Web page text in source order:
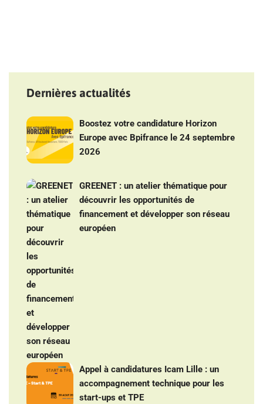
Dernières actualités
Boostez votre candidature Horizon
Europe avec Bpifrance le 24 septembre
2026
GREENET : un atelier thématique pour
découvrir les opportunités de
financement et développer son réseau
européen
Appel à candidatures Icam Lille : un
accompagnement technique pour les
start-ups et TPE